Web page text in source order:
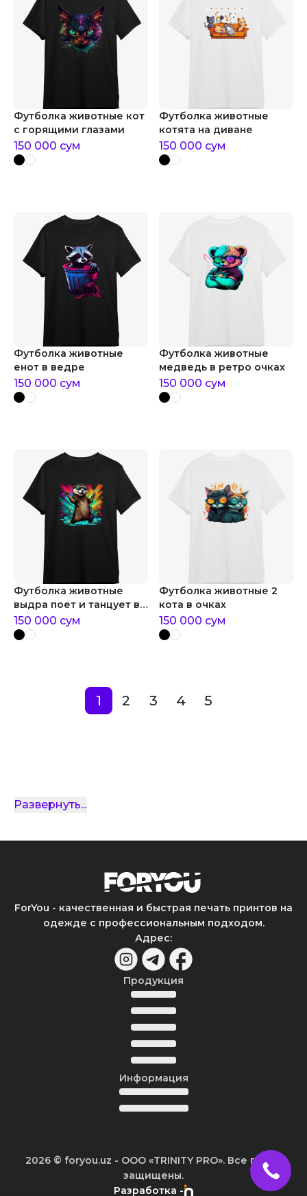
Футболка животные кот
с горящими глазами
150 000 сум
Футболка животные
котята на диване
150 000 сум
Футболка животные
енот в ведре
150 000 сум
Футболка животные
медведь в ретро очках
150 000 сум
Футболка животные
выдра поет и танцует в
караоке
150 000 сум
Футболка животные 2
кота в очках
150 000 сум
1 2 3 4 5
Развернуть...
ForYou - качественная и быстрая печать принтов на
одежде с профессиональным подходом.
Адрес:
Продукция
Информация
2026 © foryou.uz - ООО «TRINITY PRO». Все права
защищены.
Разработка -